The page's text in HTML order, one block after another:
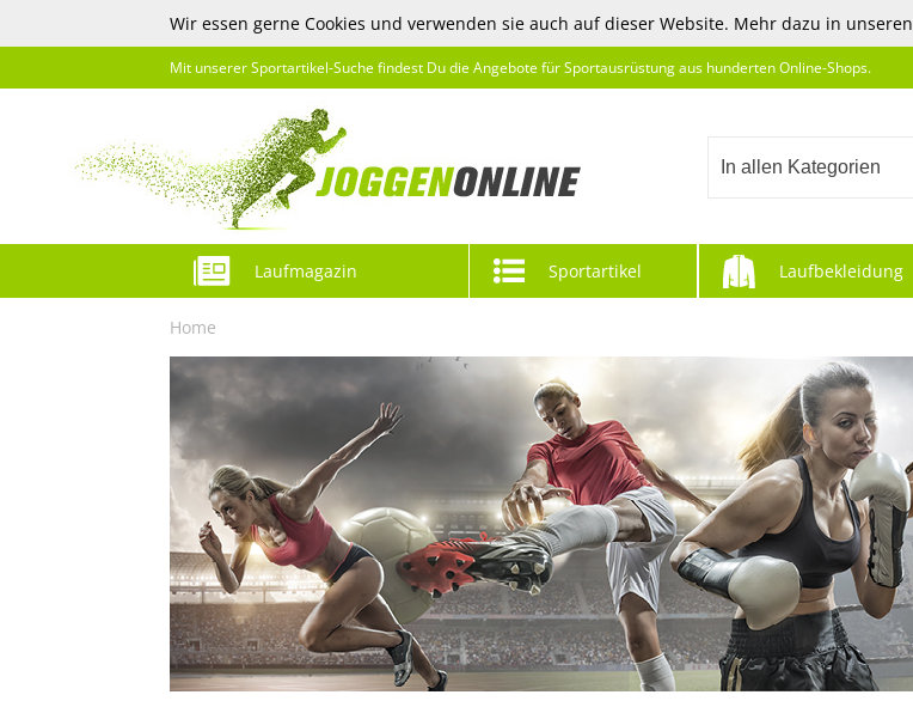
Wir essen gerne Cookies und verwenden sie auch auf dieser Website. Mehr dazu in unseren
Mit unserer Sportartikel-Suche findest Du die Angebote für Sportausrüstung aus hunderten Online-Shops.
In allen Kategorien
Laufmagazin Sportartikel Laufbekleidung
Home